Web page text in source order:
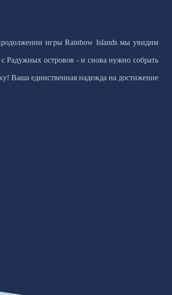
игры Rainbow Islands мы увидим
Радужных островов - и снова нужно собрать
Ваша единственная надежда на достижение